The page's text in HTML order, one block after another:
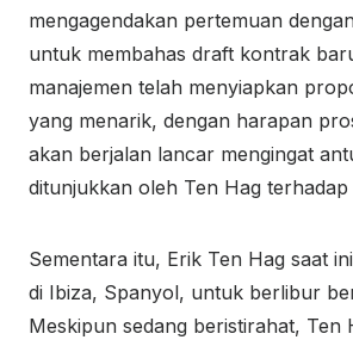
mengagendakan pertemuan
untuk membahas draft kontrak
manajemen telah menyiapkan
yang menarik, dengan harapan
akan berjalan lancar mengingat
ditunjukkan oleh Ten Hag terhadap
Sementara itu, Erik Ten Hag saat
di Ibiza, Spanyol, untuk berlibur
Meskipun sedang beristirahat, Ten